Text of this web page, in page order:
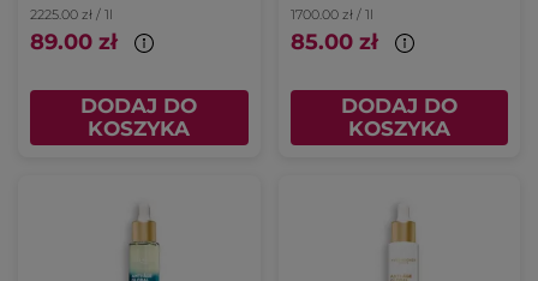
2225.00 zł / 1l
89.00 zł
DODAJ DO
KOSZYKA
1700.00 zł / 1l
85.00 zł
DODAJ DO
KOSZYKA